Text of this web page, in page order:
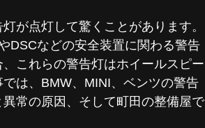
ワーゲン車検 点検
ディ 整備 アウディ 車検整備
が点灯して驚くことがあります。
DSCなどの安全装置に関わる警告
これらの警告灯はホイールスピー
は、BMW、MINI、ベンツの警告
常の原因、そして町田の整備屋で